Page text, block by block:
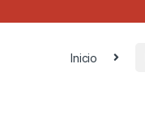
Inicio